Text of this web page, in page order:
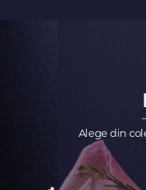
Alege din